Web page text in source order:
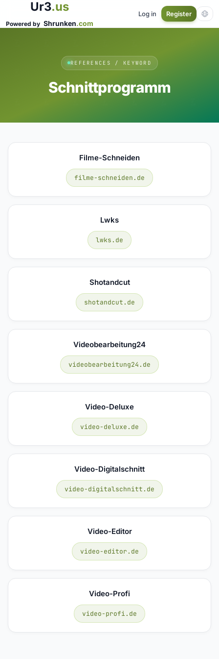
Ur3.us
Powered by Shrunken.com
Log in Register
REFERENCES / KEYWORD
Schnittprogramm
Filme-Schneiden
filme-schneiden.de
Lwks
lwks.de
Shotandcut
shotandcut.de
Videobearbeitung24
videobearbeitung24.de
Video-Deluxe
video-deluxe.de
Video-Digitalschnitt
video-digitalschnitt.de
Video-Editor
video-editor.de
Video-Profi
video-profi.de